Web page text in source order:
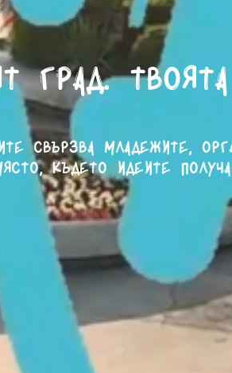
град.
свързва младежите,
където идеите